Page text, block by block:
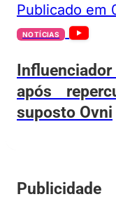
Publicado em
NOTÍCIAS
após
suposto Ovni
Publicidade